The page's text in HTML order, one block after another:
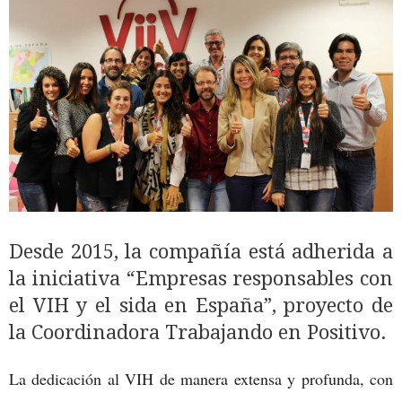
Desde 2015, la compañía está adherida a
la iniciativa “Empresas responsables con
el VIH y el sida en España”, proyecto de
la Coordinadora Trabajando en Positivo.
La dedicación al VIH de manera extensa y profunda, con